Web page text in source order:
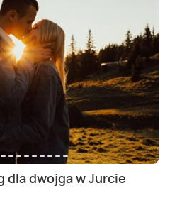
dla dwojga w Jurcie